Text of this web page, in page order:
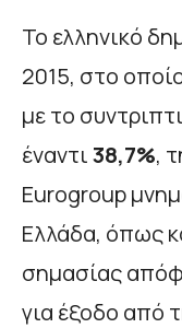
Το ελληνικό
2015, στο
με το
έναντι38,7%,
Eurogroup
Ελλάδα, όπως
σημασίας
για έξοδο από